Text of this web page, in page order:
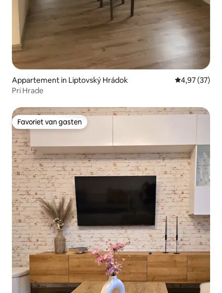
Appartement in Liptovský Hrádok Gemiddelde
4,97 (37)
Pri Hrade
Favoriet van gasten
Favoriet van gasten